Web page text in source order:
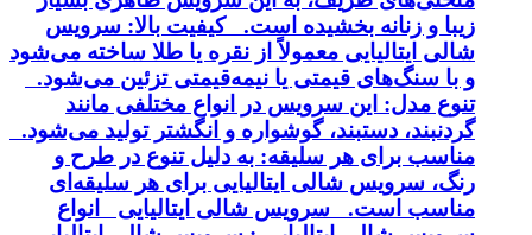
زیبا و زنانه بخشیده است. کیفیت بالا: سرویس
شالی ایتالیایی معمولاً از نقره یا طلا ساخته می‌شود
و با سنگ‌های قیمتی یا نیمه‌قیمتی تزئین می‌شود.
تنوع مدل: این سرویس در انواع مختلفی مانند
گردنبند، دستبند، گوشواره و انگشتر تولید می‌شود.
مناسب برای هر سلیقه: به دلیل تنوع در طرح و
رنگ، سرویس شالی ایتالیایی برای هر سلیقه‌ای
مناسب است. سرویس شالی ایتالیایی انواع